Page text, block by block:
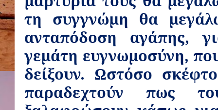
τη συγγνώμη θα
ανταπόδοση αγάπης,
γεμάτη ευγνωμοσύνη,
δείξουν. Ωστόσο
παραδεχτούν πως